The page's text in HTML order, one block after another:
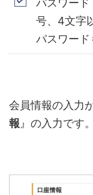
パスワー
号、4文字
パスワード
会員情報の入力
報 』の入力です。